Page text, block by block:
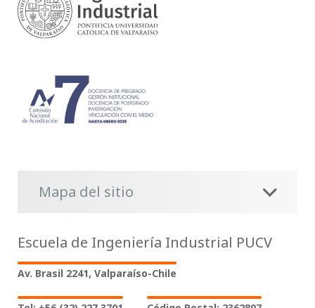
Mapa del sitio
Escuela de Ingeniería Industrial PUCV
Av. Brasil 2241, Valparaíso-Chile